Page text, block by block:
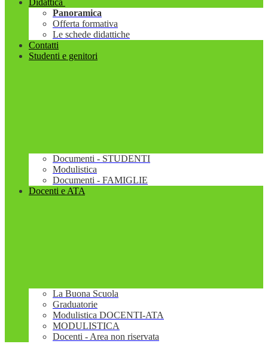
Didattica
Panoramica
Offerta formativa
Le schede didattiche
Contatti
Studenti e genitori
Documenti - STUDENTI
Modulistica
Documenti - FAMIGLIE
Docenti e ATA
La Buona Scuola
Graduatorie
Modulistica DOCENTI-ATA
MODULISTICA
Docenti - Area non riservata